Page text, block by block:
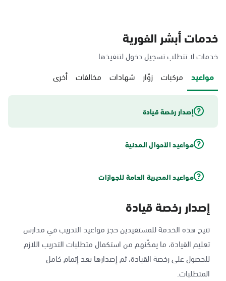
خدمات أبشر الفورية
خدمات لا تتطلب تسجيل دخول لتنفيذها
مواعيد مركبات زوّار شهادات مخالفات أخرى
إصدار رخصة قيادة
مواعيد الأحوال المدنية
مواعيد المديرية العامة للجوازات
إصدار رخصة قيادة
تتيح هذه الخدمة للمستفيدين حجز مواعيد التدريب في مدارس
تعليم القيادة، ما يمكّنهم من استكمال متطلبات التدريب اللازم
للحصول على رخصة القيادة، ثم إصدارها بعد إتمام كامل
المتطلبات.